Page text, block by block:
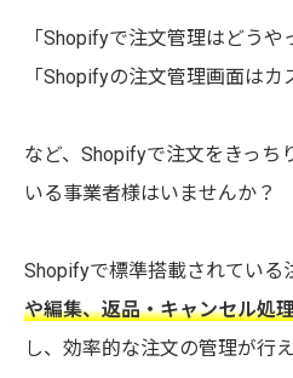
「Shopifyで注文管理はどうや
「Shopifyの注文管理画面はカ
など、Shopifyで注文をきっち
いる事業者様はいませんか？
Shopifyで標準搭載されている
や編集、返品・キャンセル処
し、効率的な注文の管理が行え